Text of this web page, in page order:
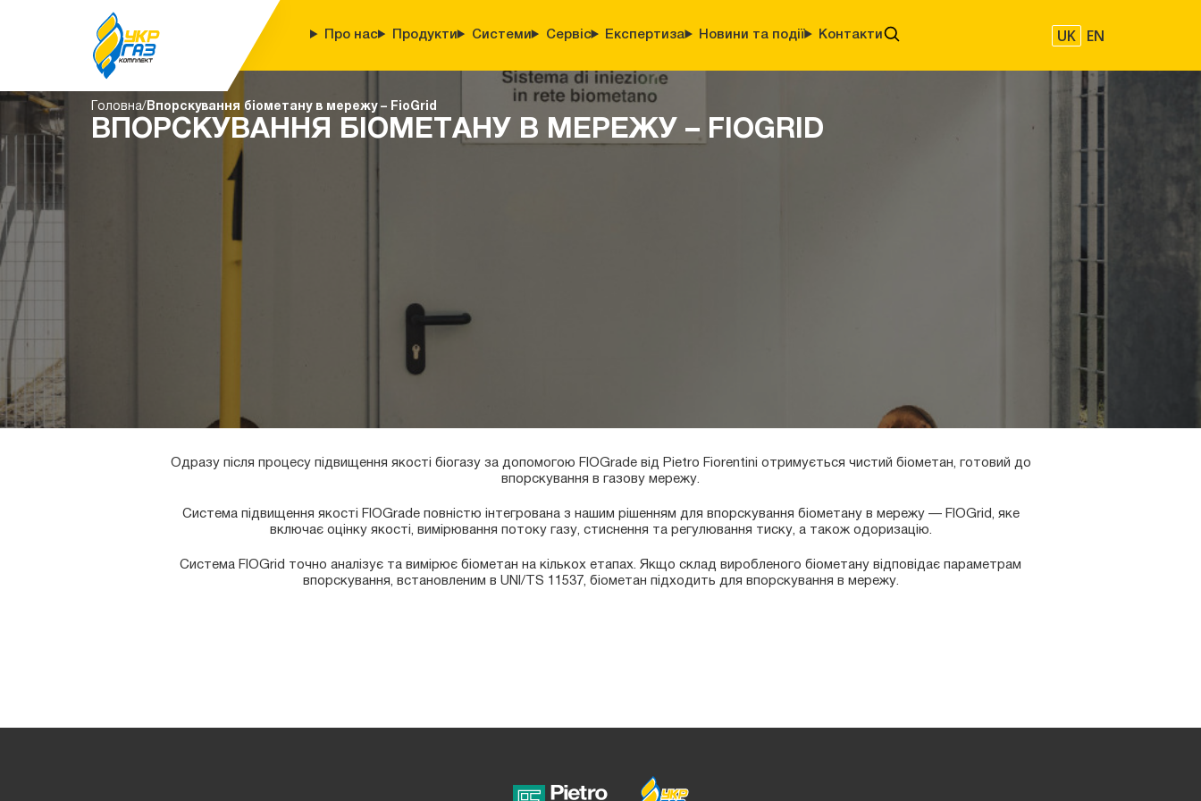
Про нас Продукти Системи Сервіс Експертиза Новини та події Контакти UK EN
Головна Впорскування біометану в мережу – FioGrid
ВПОРСКУВАННЯ БІОМЕТАНУ В МЕРЕЖУ – FIOGRID
Одразу після процесу підвищення якості біогазу за допомогою FIOGrade від Pietro Fiorentini отримується чистий біометан, готовий до
впорскування в газову мережу.
Система підвищення якості FIOGrade повністю інтегрована з нашим рішенням для впорскування біометану в мережу — FIOGrid, яке
включає оцінку якості, вимірювання потоку газу, стиснення та регулювання тиску, а також одоризацію.
Система FIOGrid точно аналізує та вимірює біометан на кількох етапах. Якщо склад виробленого біометану відповідає параметрам
впорскування, встановленим в UNI/TS 11537, біометан підходить для впорскування в мережу.